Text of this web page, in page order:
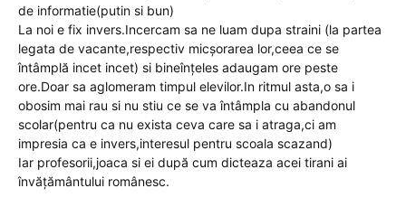
de informatie(putin si bun)
La noi e fix invers.Incercam sa ne luam dupa straini (la partea
legata de vacante,respectiv micșorarea lor,ceea ce se
întâmplă incet incet) si bineînțeles adaugam ore peste
ore.Doar sa aglomeram timpul elevilor.In ritmul asta,o sa i
obosim mai rau si nu stiu ce se va întâmpla cu abandonul
scolar(pentru ca nu exista ceva care sa i atraga,ci am
impresia ca e invers,interesul pentru scoala scazand)
Iar profesorii,joaca si ei după cum dicteaza acei tirani ai
învățământului românesc.